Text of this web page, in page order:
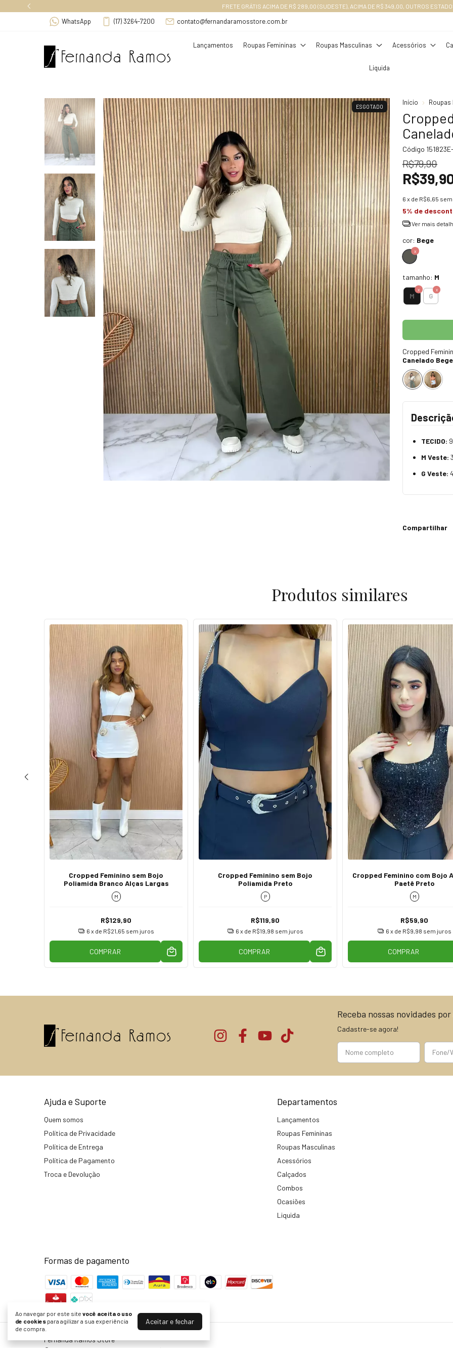
FRETE GRÁTIS ACIMA DE R$ 289,00 (SUDESTE), ACIMA DE R$ 349,00, OUTROS
WhatsApp (17) 3264-7200 contato@fernandaramosstore.com.br
Lançamentos Roupas Femininas Roupas Masculinas Acessórios
Liquida
Ao navegar por este site você aceita o uso
de cookies para agilizar a sua experiência
de compra.
Aceitar e fechar
ESGOTADO
Início Roupas
Código
R$79,90
6 x de R$6,65
5% de
Ver mais
cor: Bege
tamanho: M
M G
Cropped
Canelado Bege
TECIDO:
M Veste:
G Veste:
Compartilhar
Produtos similares
Cropped Feminino sem Bojo
Poliamida Branco Alças Largas
M
R$129,90
6 x de R$21,65 sem juros
COMPRAR
Cropped Feminino sem Bojo
Poliamida Preto
P
R$119,90
6 x de R$19,98 sem juros
COMPRAR
Cropped Feminino com Bojo
Paetê Preto
M
R$59,90
6 x de R$9,98 sem juros
COMPRAR
Receba nossas novidades
Cadastre-se agora!
Ajuda e Suporte
Quem somos
Política de Privacidade
Política de Entrega
Política de Pagamento
Troca e Devolução
Departamentos
Lançamentos
Roupas Femininas
Roupas Masculinas
Acessórios
Calçados
Combos
Ocasiões
Liquida
Formas de pagamento
Fernanda Ramos Store
©2026. Fernanda Ramos & Beira Confecções Ltda - 14934015000131. Todos os direitos reservados.